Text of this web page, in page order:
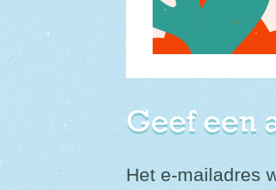
Geef een
Het e-mailadres